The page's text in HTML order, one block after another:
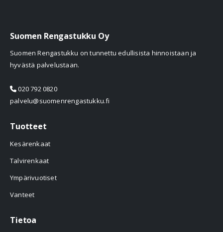
Suomen Rengastukku Oy
Suomen Rengastukku on tunnettu edullisista hinnoistaan ja
hyvästä palvelustaan.
020 792 0820
palvelu@suomenrengastukku.fi
Tuotteet
Kesärenkaat
Talvirenkaat
Ympärivuotiset
Vanteet
Tietoa